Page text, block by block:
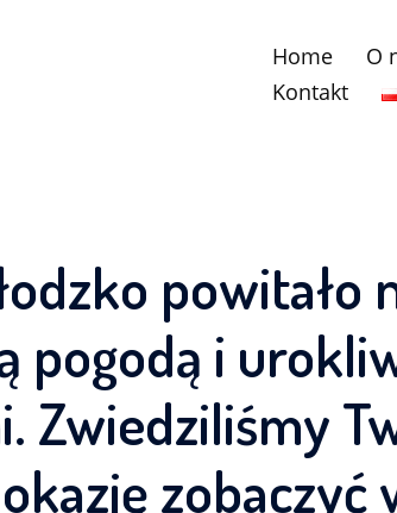
Home O
Kontakt
powitało
pogodą i
Zwiedziliśmy
zobaczyć